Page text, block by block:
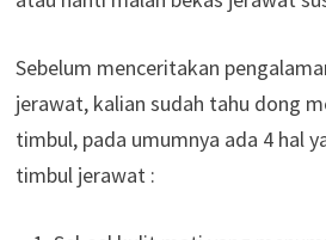
Sebelum menceritakan
jerawat, kalian sudah tahu dong
timbul, pada umumnya ada 4 hal
timbul jerawat :